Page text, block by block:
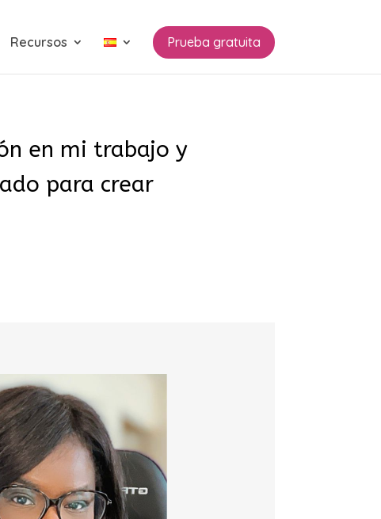
Recursos Prueba gratuita
en mi trabajo y
para crear